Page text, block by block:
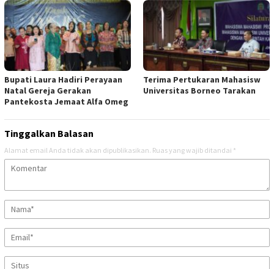
Bupati Laura Hadiri Perayaan
Natal Gereja Gerakan
Pantekosta Jemaat Alfa Omeg
Terima Pertukaran Mahasisw
Universitas Borneo Tarakan
Tinggalkan Balasan
Alamat email Anda tidak akan dipublikasikan. Ruas yang wajib ditandai *